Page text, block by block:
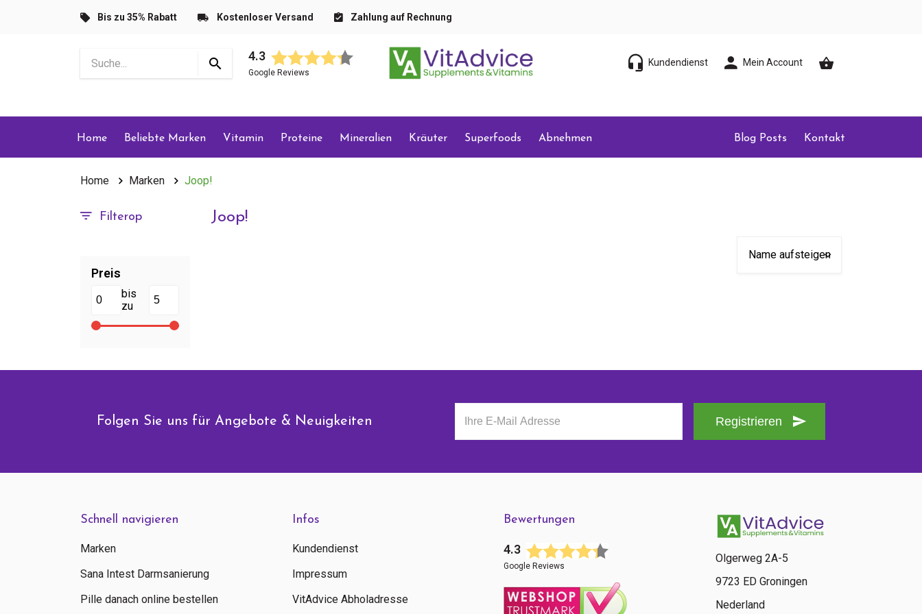
Bis zu 35% Rabatt Kostenloser Versand Zahlung auf Rechnung
4.3
Google Reviews
Kundendienst Mein Account
Home Beliebte Marken Vitamin Proteine Mineralien Kräuter Superfoods Abnehmen Blog Posts Kontakt
Home Marken Joop!
Filterop
Preis
bis
zu
Joop!
Folgen Sie uns für Angebote & Neuigkeiten Registrieren
Schnell navigieren
Marken
Sana Intest Darmsanierung
Pille danach online bestellen
Infos
Kundendienst
Impressum
VitAdvice Abholadresse
Bewertungen
4.3
Google Reviews
Olgerweg 2A-5
9723 ED Groningen
Nederland